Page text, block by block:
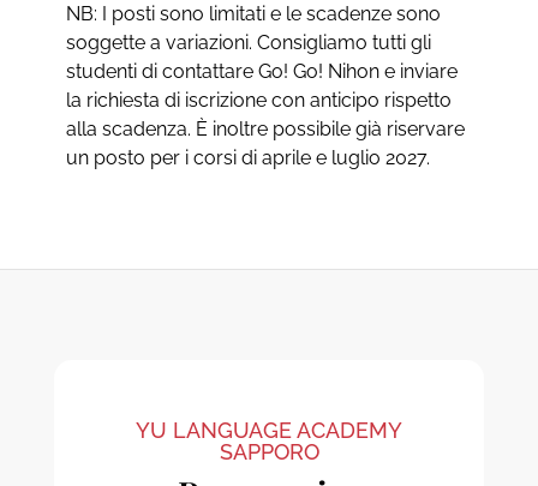
NB: I posti sono limitati e le scadenze sono
soggette a variazioni. Consigliamo tutti gli
studenti di contattare Go! Go! Nihon e inviare
la richiesta di iscrizione con anticipo rispetto
alla scadenza. È inoltre possibile già riservare
un posto per i corsi di aprile e luglio 2027.
YU LANGUAGE ACADEMY
SAPPORO